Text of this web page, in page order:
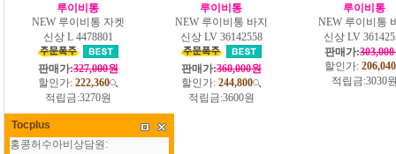
루이비통
NEW 루이비통 자켓
신상 L 4478801
판매가:327,000원
할인가: 222,360
적립금:3270원
루이비통
NEW 루이비통 바지
신상 LV 36142558
판매가:360,000원
할인가: 244,800
적립금:3600원
루이비통
NEW 루이비통
신상 LV
판매가:
할인가: 206,040
적립금:3030
Tocplus